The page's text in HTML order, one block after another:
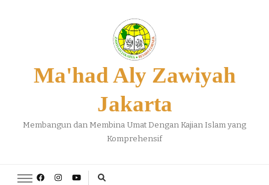
Ma'had Aly Zawiyah
Jakarta
Membangun dan Membina Umat Dengan Kajian Islam yang
Komprehensif